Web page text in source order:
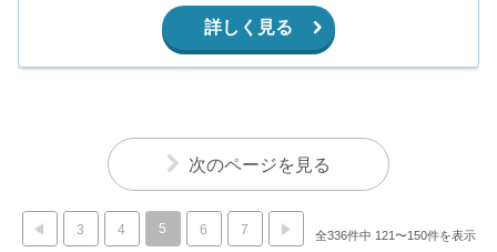
歩10分（山手線、中央線、埼京線、京王線、他）
詳しく見る
次のページを見る
3 4 5 6 7 全336件中 121〜150件を表示